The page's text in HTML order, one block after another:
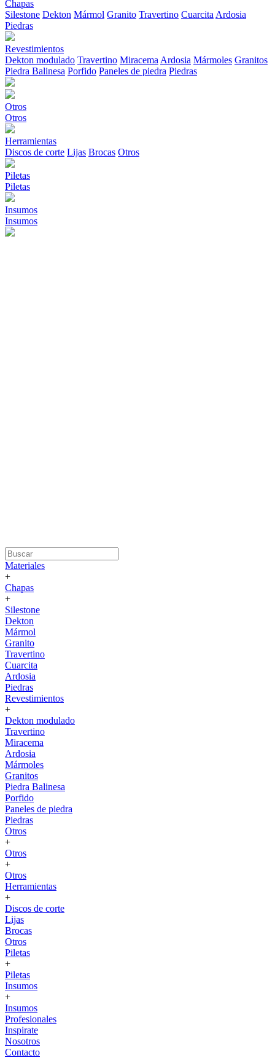
Chapas
Silestone Dekton Mármol Granito Travertino Cuarcita Ardosia
Piedras
Revestimientos
Dekton modulado Travertino Miracema Ardosia Mármoles Granitos
Piedra Balinesa Porfido Paneles de piedra Piedras
Otros
Otros
Herramientas
Discos de corte Lijas Brocas Otros
Piletas
Piletas
Insumos
Insumos
Materiales
+
Chapas
+
Silestone
Dekton
Mármol
Granito
Travertino
Cuarcita
Ardosia
Piedras
Revestimientos
+
Dekton modulado
Travertino
Miracema
Ardosia
Mármoles
Granitos
Piedra Balinesa
Porfido
Paneles de piedra
Piedras
Otros
+
Otros
+
Otros
Herramientas
+
Discos de corte
Lijas
Brocas
Otros
Piletas
+
Piletas
Insumos
+
Insumos
Profesionales
Inspirate
Nosotros
Contacto